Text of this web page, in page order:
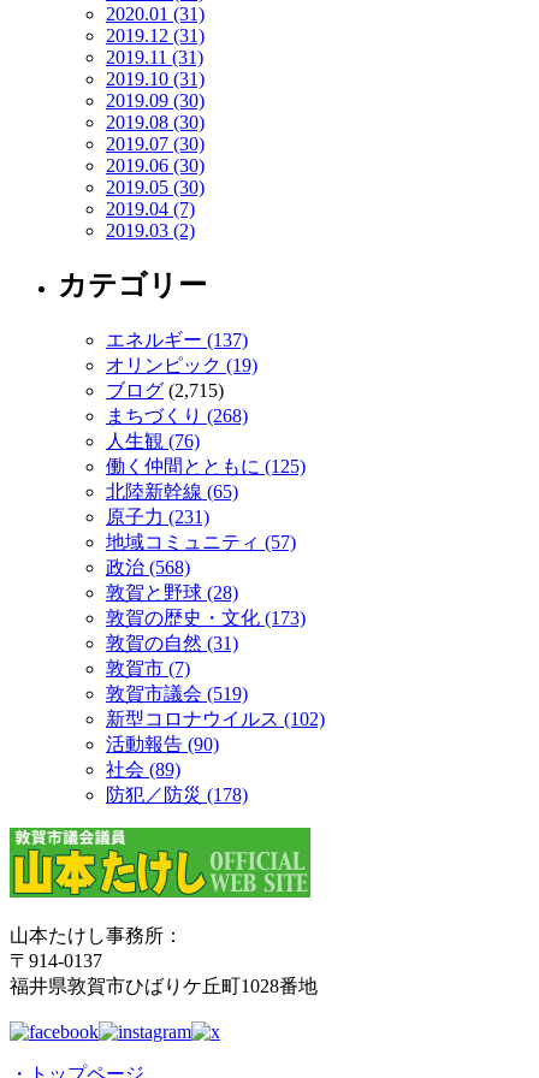
2020.01 (31)
2019.12 (31)
2019.11 (31)
2019.10 (31)
2019.09 (30)
2019.08 (30)
2019.07 (30)
2019.06 (30)
2019.05 (30)
2019.04 (7)
2019.03 (2)
カテゴリー
エネルギー (137)
オリンピック (19)
ブログ (2,715)
まちづくり (268)
人生観 (76)
働く仲間とともに (125)
北陸新幹線 (65)
原子力 (231)
地域コミュニティ (57)
政治 (568)
敦賀と野球 (28)
敦賀の歴史・文化 (173)
敦賀の自然 (31)
敦賀市 (7)
敦賀市議会 (519)
新型コロナウイルス (102)
活動報告 (90)
社会 (89)
防犯／防災 (178)
山本たけし事務所：
〒914-0137
福井県敦賀市ひばりケ丘町1028番地
・トップページ